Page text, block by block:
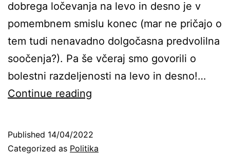
dobrega ločevanja na levo in desno je v
pomembnem smislu konec (mar ne pričajo o
tem tudi nenavadno dolgočasna predvolilna
soočenja?). Pa še včeraj smo govorili o
bolestni razdeljenosti na levo in desno!…
Continue reading
opcija
Published 14/04/2022
Categorized as Politika